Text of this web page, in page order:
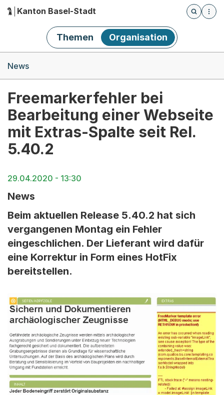
Hauptnavigation
Kanton Basel-Stadt
Öffnet
Themen Organisation
News
Freemarkerfehler bei
Bearbeitung einer Webseite
mit Extras-Spalte seit Rel.
5.40.2
29.04.2020 - 13:30
News
Beim aktuellen Release 5.40.2 hat sich
vergangenen Montag ein Fehler
eingeschlichen. Der Lieferant wird dafür
eine Korrektur in Form eines HotFix
bereitstellen.